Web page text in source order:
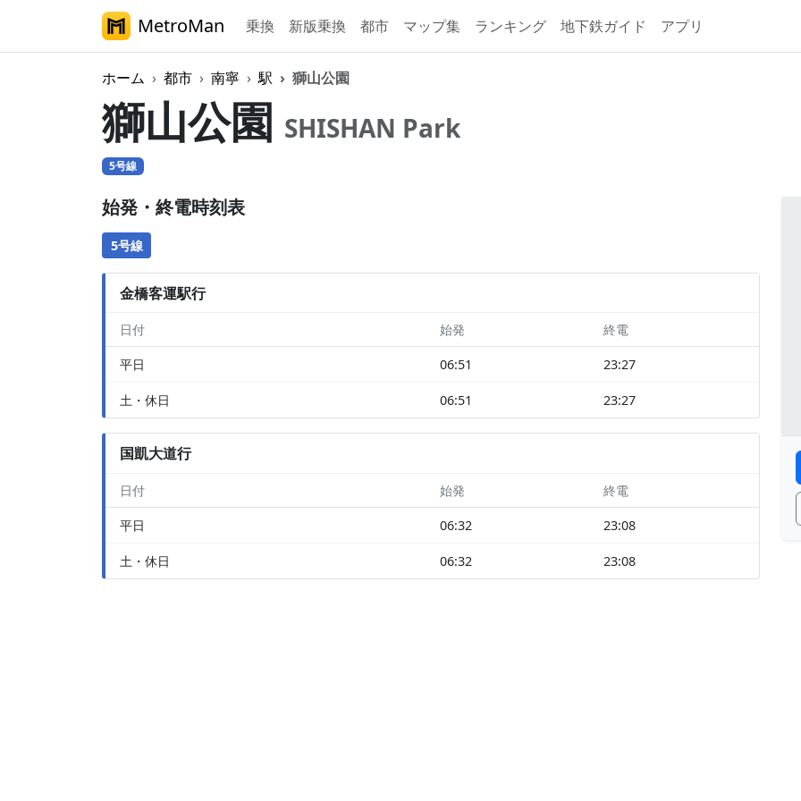
MetroMan 乗換 新版乗換 都市 マップ集 ランキング 地下鉄ガイド アプリ
ホーム 都市 南寧 駅 獅山公園
獅山公園 SHISHAN Park
5号線
始発・終電時刻表
5号線
金橋客運駅行
日付 始発 終電
平日 06:51 23:27
土・休日 06:51 23:27
国凱大道行
日付 始発 終電
平日 06:32 23:08
土・休日 06:32 23:08